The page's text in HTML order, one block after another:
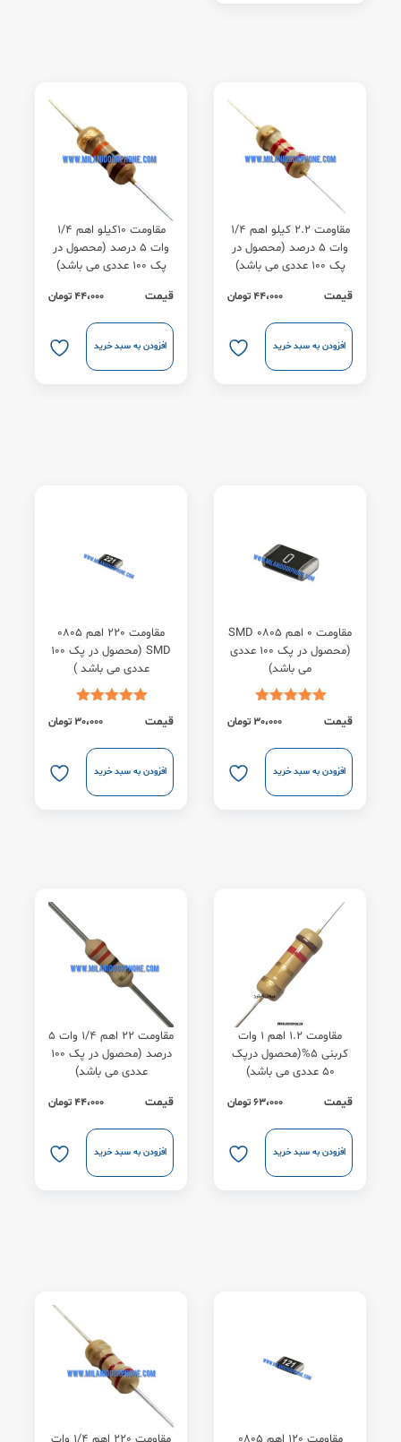
مقاومت 2.2 کیلو اهم 1/4
وات 5 درصد (محصول در
پک 100 عددی می باشد)
قیمت
44،000 تومان
افزودن به سبد خرید
مقاومت 10کیلو اهم 1/4
وات 5 درصد (محصول در
پک 100 عددی می باشد)
قیمت
44،000 تومان
افزودن به سبد خرید
مقاومت 0 اهم SMD 0805
(محصول در پک 100 عددی
می باشد)
قیمت 30،000 تومان
افزودن به سبد خرید
مقاومت 220 اهم 0805
SMD (محصول در پک 100
عددی می باشد )
قیمت 30،000 تومان
افزودن به سبد خرید
مقاومت 1.2 اهم 1 وات
کربنی 5%(محصول درپک
50 عددی می باشد)
قیمت
63،000تومان
افزودن به سبد خرید
مقاومت 22 اهم 1/4 وات 5
درصد (محصول در پک 100
عددی می باشد)
قیمت
44،000 تومان
افزودن به سبد خرید